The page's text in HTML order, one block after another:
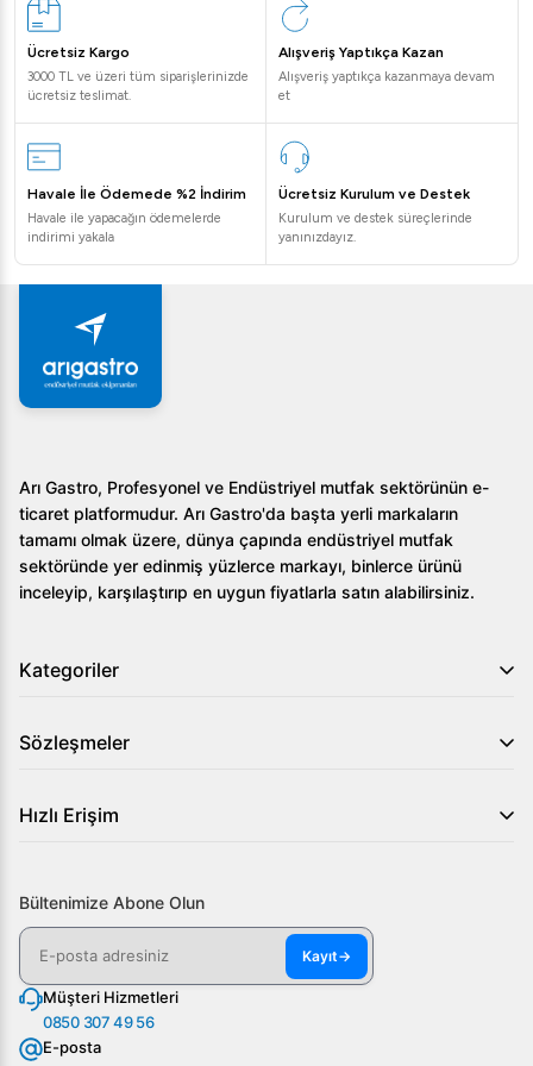
Sıkça Sorulan Sorular
Brema CB 640 A HC B-QUBE buz makinesi hangi
işletmeler için uygundur?
firmaları ve barlar için idealdir.
Makinenin temizliği nasıl sağlanır?
Otomatik temizleme sistemi sayesinde, makinenin bakımı
oldukça pratik ve hijyenik şekilde gerçekleştirilir.
Buz makinesi ne kadar enerji tüketir?
Buz makinesi, 0,59 kW güç ile çalışır ve enerji verimliliği
sunar.
Yüksek kapasitesi ve dayanıklılığı sayesinde, işletmenizin
verimliliğini artıracak bu ürünü tercih ederek, servis
kalitenizi artırabilirsiniz. Daha fazla bilgi ve sipariş için
Arıgastro.com'u ziyaret edebilirsiniz.
Ücretsiz Kargo
3000 TL ve üzeri tüm siparişlerinizde
ücretsiz teslimat.
Alışveriş Yaptıkça Kazan
Alışveriş yaptıkça kazanmaya devam
et
Havale İle Ödemede %2 İndirim
Havale ile yapacağın ödemelerde
indirimi yakala
Ücretsiz Kurulum ve Destek
Kurulum ve destek süreçlerinde
yanınızdayız.
Arı Gastro, Profesyonel ve Endüstriyel mutfak sektörünün e-
ticaret platformudur. Arı Gastro'da başta yerli markaların
tamamı olmak üzere, dünya çapında endüstriyel mutfak
sektöründe yer edinmiş yüzlerce markayı, binlerce ürünü
inceleyip, karşılaştırıp en uygun fiyatlarla satın alabilirsiniz.
Kategoriler
Sözleşmeler
Hızlı Erişim
Bültenimize Abone Olun
Kayıt→
Müşteri Hizmetleri
0850 307 49 56
E-posta